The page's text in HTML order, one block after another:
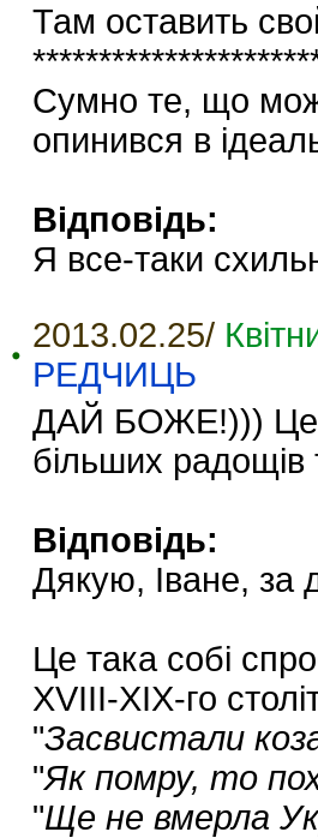
Там оставить
Сумно те, що
опинився в
Відповідь:
Я все-таки
2013.02.25/
РЕДЧИЦЬ
ДАЙ БОЖЕ!))) Це
більших радощів
Відповідь:
Дякую, Іване, за
Це така собі
XVIII-XIX-го
"Засвистали
"Як помру, то
"Ще не вмерла